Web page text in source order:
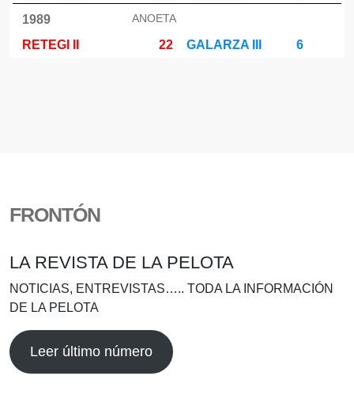
1989
RETEGI II
22 GALARZA III 6
ANOETA
FRONTÓN
LA REVISTA DE LA PELOTA
NOTICIAS, ENTREVISTAS….. TODA LA INFORMACIÓN
DE LA PELOTA
Leer último número